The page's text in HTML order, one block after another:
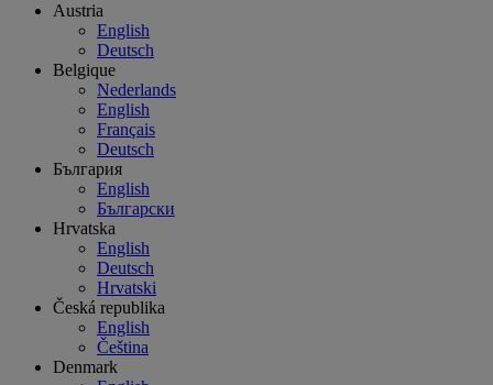
Austria
English
Deutsch
Belgique
Nederlands
English
Français
Deutsch
България
English
Български
Hrvatska
English
Deutsch
Hrvatski
Česká republika
English
Čeština
Denmark